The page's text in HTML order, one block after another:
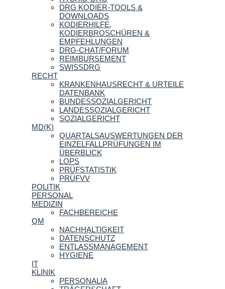
DRG KODIER-TOOLS &
DOWNLOADS
KODIERHILFE,
KODIERBROSCHÜREN &
EMPFEHLUNGEN
DRG-CHAT/FORUM
REIMBURSEMENT
SWISSDRG
RECHT
KRANKENHAUSRECHT & URTEILE
DATENBANK
BUNDESSOZIALGERICHT
LANDESSOZIALGERICHT
SOZIALGERICHT
MD(K)
QUARTALSAUSWERTUNGEN DER
EINZELFALLPRÜFUNGEN IM
ÜBERBLICK
LOPS
PRÜFSTATISTIK
PRÜFVV
POLITIK
PERSONAL
MEDIZIN
FACHBEREICHE
QM
NACHHALTIGKEIT
DATENSCHUTZ
ENTLASSMANAGEMENT
HYGIENE
IT
KLINIK
PERSONALIA